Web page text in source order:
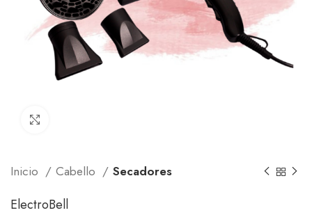
Inicio Cabello Secadores
ElectroBell